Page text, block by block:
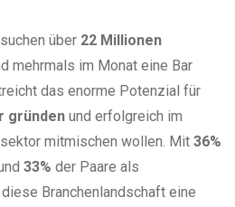
über 22 Millionen
mehrmals im Monat eine Bar
das enorme Potenzial für
gründen und erfolgreich im
mitmischen wollen. Mit 36%
33% der Paare als
Branchenlandschaft eine